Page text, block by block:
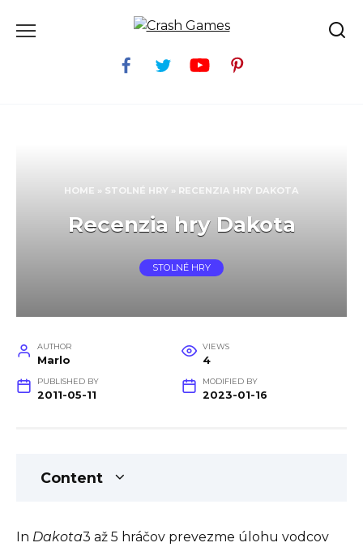
HOME » STOLNÉ HRY » RECENZIA HRY DAKOTA
Recenzia hry Dakota
STOLNÉ HRY
AUTHOR
Marlo
VIEWS
4
PUBLISHED BY
2011-05-11
MODIFIED BY
2023-01-16
Content
In Dakota3 až 5 hráčov prevezme úlohu vodcov